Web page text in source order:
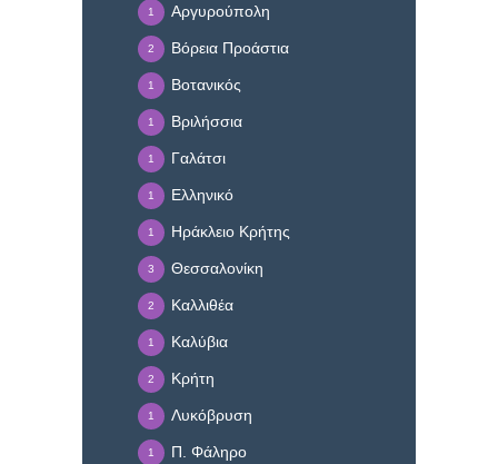
Αργυρούπολη
1
Βόρεια Προάστια
2
Βοτανικός
1
Βριλήσσια
1
Γαλάτσι
1
Ελληνικό
1
Ηράκλειο Κρήτης
1
Θεσσαλονίκη
3
Καλλιθέα
2
Καλύβια
1
Κρήτη
2
Λυκόβρυση
1
Π. Φάληρο
1